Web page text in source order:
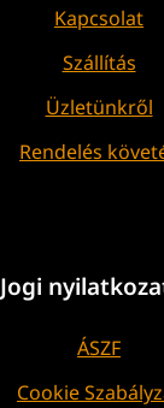
Kapcsolat
Szállítás
Üzletünkről
Rendelés
Jogi
ÁSZF
Cookie